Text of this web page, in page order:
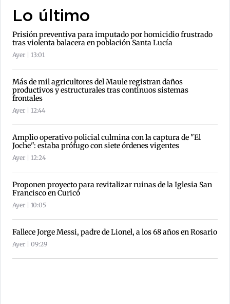
Lo último
Prisión preventiva para imputado por homicidio frustrado
tras violenta balacera en población Santa Lucía
Ayer | 13:01
Más de mil agricultores del Maule registran daños
productivos y estructurales tras continuos sistemas
frontales
Ayer | 12:44
Amplio operativo policial culmina con la captura de "El
Joche": estaba prófugo con siete órdenes vigentes
Ayer | 12:24
Proponen proyecto para revitalizar ruinas de la Iglesia San
Francisco en Curicó
Ayer | 10:05
Fallece Jorge Messi, padre de Lionel, a los 68 años en Rosario
Ayer | 09:29